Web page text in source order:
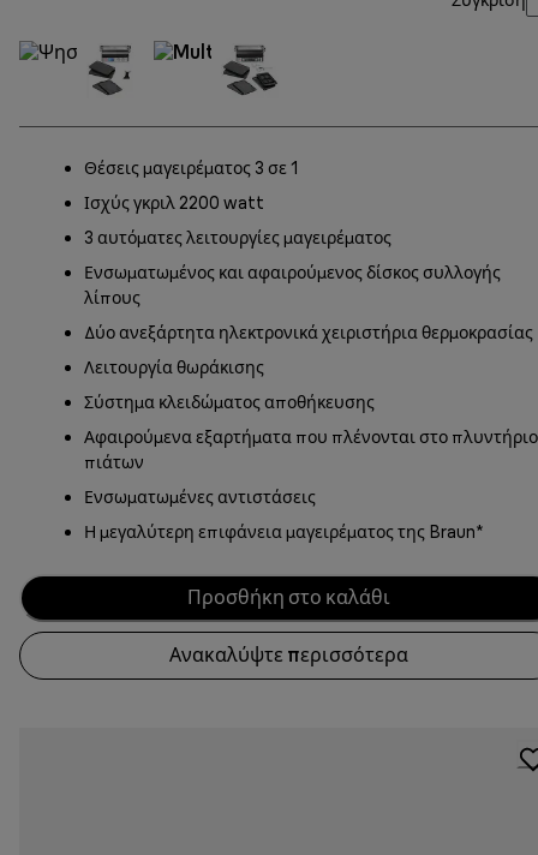
Θέσεις μαγειρέματος 3 σε 1
Ισχύς γκριλ 2200 watt
3 αυτόματες λειτουργίες μαγειρέματος
Ενσωματωμένος και αφαιρούμενος δίσκος συλλογής
λίπους
Δύο ανεξάρτητα ηλεκτρονικά χειριστήρια θερμοκρασίας
Λειτουργία θωράκισης
Σύστημα κλειδώματος αποθήκευσης
Αφαιρούμενα εξαρτήματα που πλένονται στο πλυντήριο
πιάτων
Ενσωματωμένες αντιστάσεις
Η μεγαλύτερη επιφάνεια μαγειρέματος της Braun*
Προσθήκη στο καλάθι
Ανακαλύψτε περισσότερα